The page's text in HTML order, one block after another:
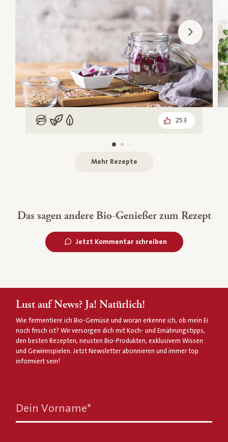
Low Carb
Vegan
Vegetarisch 253
Mehr Rezepte
Das sagen andere Bio-Genießer zum Rezept
Jetzt Kommentar schreiben
Lust auf News? Ja! Natürlich!
Wie fermentiere ich Bio-Gemüse und woran erkenne ich, ob mein Ei
noch frisch ist? Wir versorgen dich mit Koch- und Ernährungstipps,
den besten Rezepten, neusten Bio-Produkten, exklusivem Wissen
und Gewinnspielen. Jetzt Newsletter abonnieren und immer top
informiert sein!
Dein Vorname*